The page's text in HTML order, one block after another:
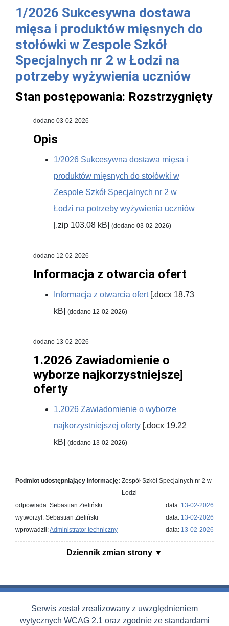
1/2026 Sukcesywna dostawa
mięsa i produktów mięsnych do
stołówki w Zespole Szkół
Specjalnych nr 2 w Łodzi na
potrzeby wyżywienia uczniów
Stan postępowania: Rozstrzygnięty
dodano 03-02-2026
Opis
1/2026 Sukcesywna dostawa mięsa i
produktów mięsnych do stołówki w
Zespole Szkół Specjalnych nr 2 w
Łodzi na potrzeby wyżywienia uczniów
[.zip 103.08 kB] (dodano 03-02-2026)
dodano 12-02-2026
Informacja z otwarcia ofert
Informacja z otwarcia ofert[.docx 18.73
kB] (dodano 12-02-2026)
dodano 13-02-2026
1.2026 Zawiadomienie o
wyborze najkorzystniejszej
oferty
1.2026 Zawiadomienie o wyborze
najkorzystniejszej oferty[.docx 19.22
kB] (dodano 13-02-2026)
Podmiot udostępniający informację: Zespół Szkół Specjalnych nr 2 w
Łodzi
odpowiada: Sebastian Zieliński
data: 13-02-2026
wytworzył: Sebastian Zieliński
data: 13-02-2026
wprowadził:Administrator techniczny data: 13-02-2026
Dziennik zmian strony
Serwis został zrealizowany z uwzględnieniem
wytycznych WCAG 2.1 oraz zgodnie ze standardami